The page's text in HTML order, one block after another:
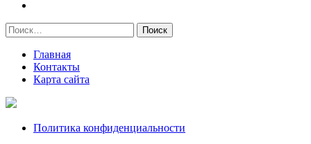
Найти:
Главная
Контакты
Карта сайта
Политика конфиденциальности